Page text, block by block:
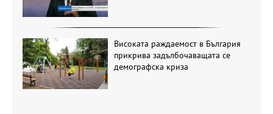
Високата раждаемост в България
прикрива задълбочаващата се
демографска криза